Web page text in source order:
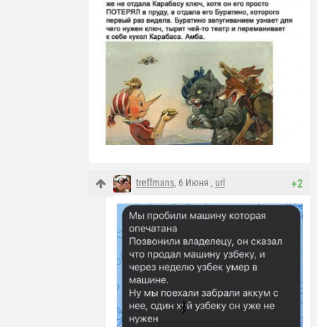
+2
treffmans, 6 Июня , url